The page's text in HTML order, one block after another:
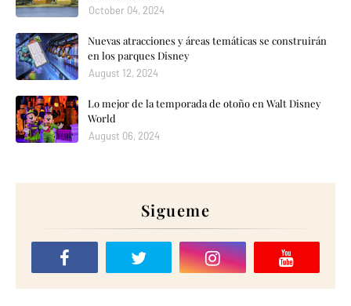
October 04, 2024
Nuevas atracciones y áreas temáticas se construirán
en los parques Disney
August 12, 2024
Lo mejor de la temporada de otoño en Walt Disney
World
August 06, 2024
Sigueme